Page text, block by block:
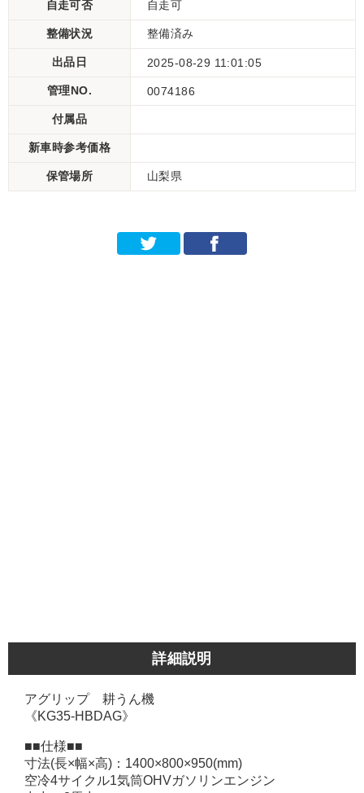
自走可否 自走可
整備状況 整備済み
出品日 2025-08-29 11:01:05
管理NO. 0074186
付属品
新車時参考価格
保管場所 山梨県
詳細説明
アグリップ 耕うん機
《KG35-HBDAG》
■■仕様■■
寸法(長×幅×高)：1400×800×950(mm)
空冷4サイクル1気筒OHVガソリンエンジン